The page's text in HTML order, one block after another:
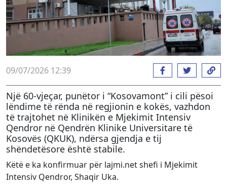
09/07/2026 12:39
Një 60-vjeçar, punëtor i “Kosovamont” i cili pësoi
lëndime të rënda në regjionin e kokës, vazhdon
të trajtohet në Klinikën e Mjekimit Intensiv
Qendror në Qendrën Klinike Universitare të
Kosovës (QKUK), ndërsa gjendja e tij
shëndetësore është stabile.
Këtë e ka konfirmuar për lajmi.net shefi i Mjekimit
Intensiv Qendror, Shaqir Uka.